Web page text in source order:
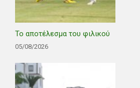
Το αποτέλεσμα του φιλικού
05/08/2026